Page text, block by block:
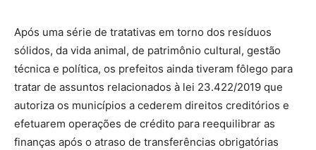
Após uma série de tratativas em torno dos resíduos
sólidos, da vida animal, de patrimônio cultural, gestão
técnica e política, os prefeitos ainda tiveram fôlego para
tratar de assuntos relacionados à lei 23.422/2019 que
autoriza os municípios a cederem direitos creditórios e
efetuarem operações de crédito para reequilibrar as
finanças após o atraso de transferências obrigatórias